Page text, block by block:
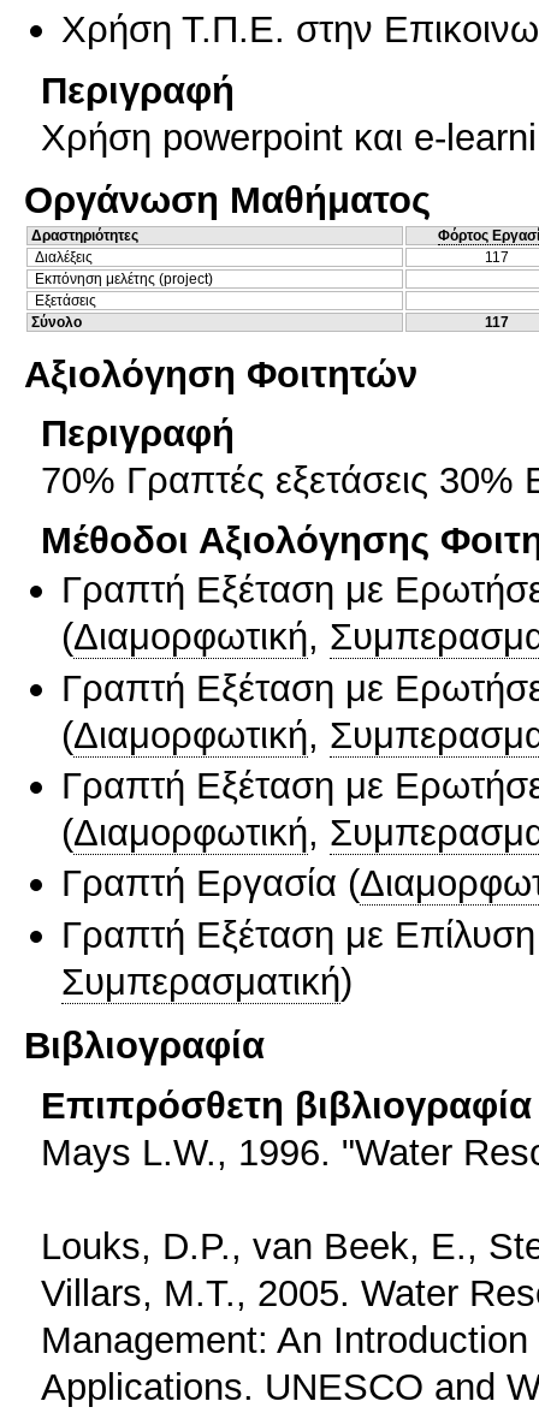
Χρήση Τ.Π.Ε. στην
Περιγραφή
Χρήση powerpoint και e-
Οργάνωση Μαθήματος
Δραστηριότητες
Φόρτος
Διαλέξεις
117
Εκπόνηση μελέτης (project)
Εξετάσεις
Σύνολο
117
Αξιολόγηση Φοιτητών
Περιγραφή
70% Γραπτές εξετάσεις
Μέθοδοι Αξιολόγησης
Γραπτή Εξέταση με
(Διαμορφωτική,
Γραπτή Εξέταση με
(Διαμορφωτική,
Γραπτή Εξέταση με
(Διαμορφωτική,
Γραπτή Εργασία (
Γραπτή Εξέταση με
Συμπερασματική)
Βιβλιογραφία
Επιπρόσθετη βιβλιογραφία
Mays L.W., 1996. "Water
Louks, D.P., van Beek, E.,
Villars, M.T., 2005. Water
Management: An
Applications. UNESCO and